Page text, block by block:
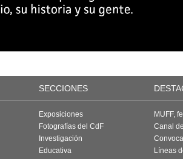
SECCIONES
Exposiciones
Fotografías del CdF
Investigación
Educativa
MUFF,
Canal
Líneas